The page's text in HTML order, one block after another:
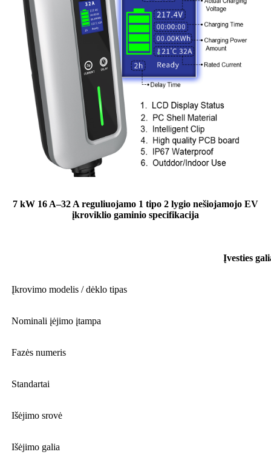
7 kW 16 A–32 A reguliuojamo 1 tipo 2 lygio nešiojamojo EV
įkroviklio gaminio specifikacija
Įvesties
Įkrovimo modelis / dėklo tipas
Nominali įėjimo įtampa
Fazės numeris
Standartai
Išėjimo srovė
Išėjimo galia